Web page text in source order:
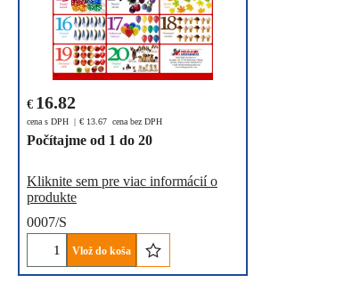
€ 16.82
cena s DPH € 13.67 cena bez DPH
Počítajme od 1 do 20
Kliknite sem pre viac informácií o
produkte
0007/S
Vlož do koša